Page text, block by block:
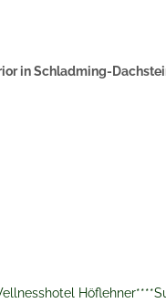
in Schladming-